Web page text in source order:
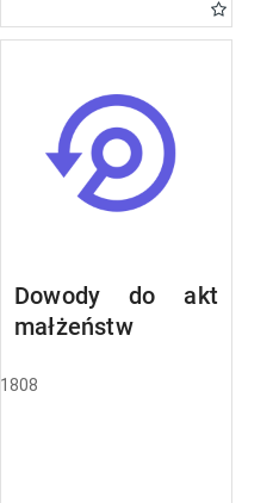
Dowody do akt
małżeństw
1808